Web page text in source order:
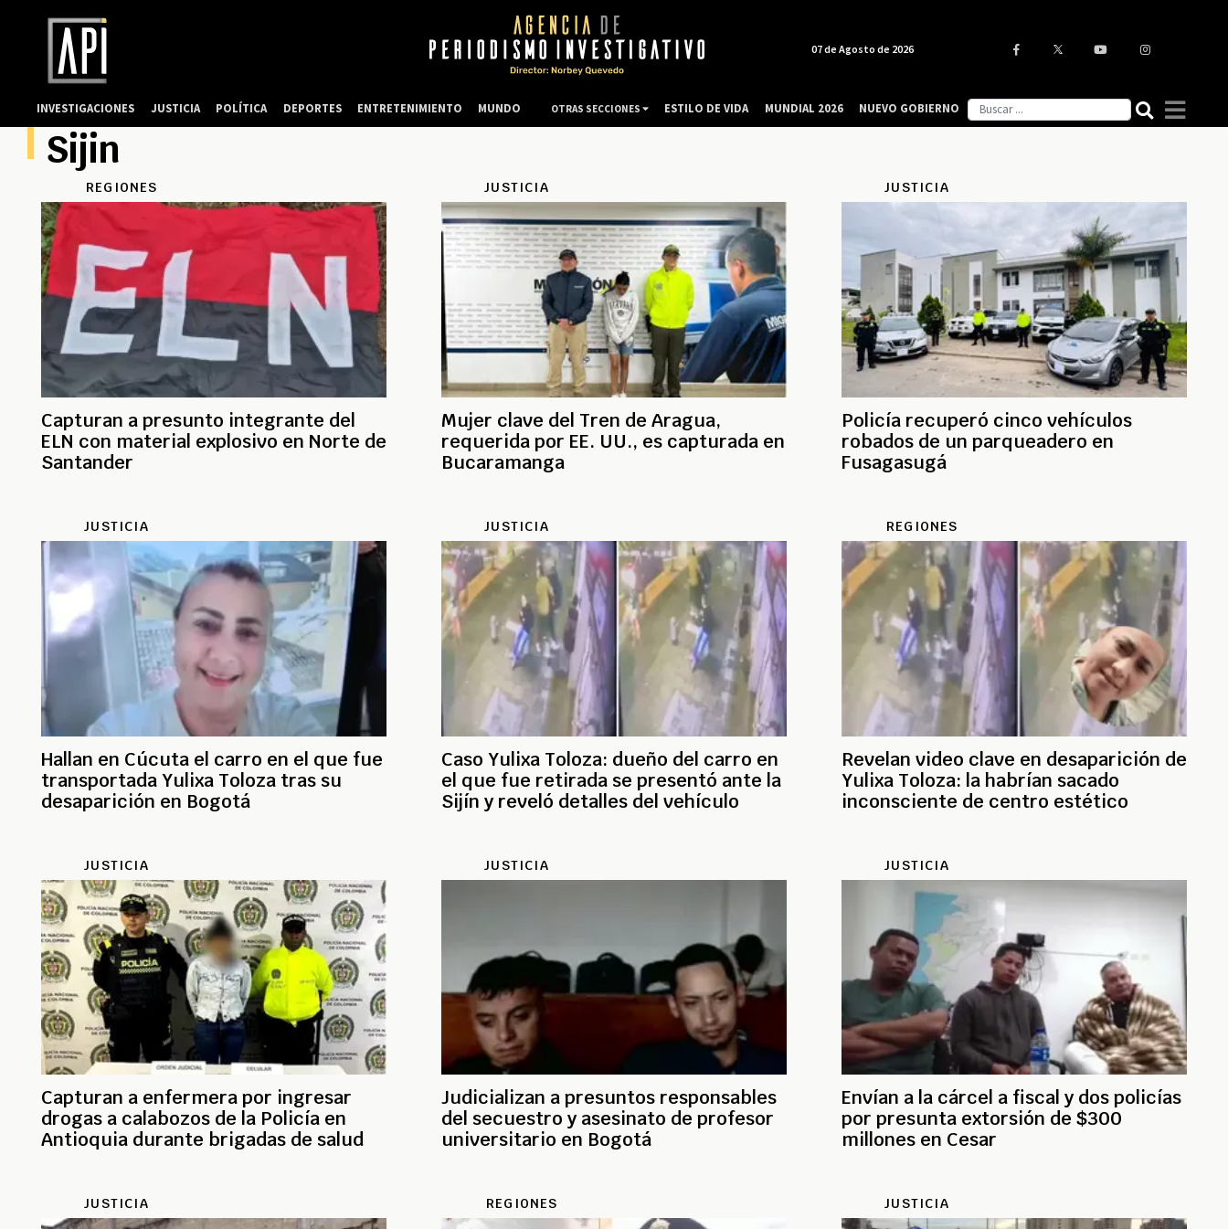
Sijin
REGIONES
Capturan a presunto integrante del
ELN con material explosivo en Norte de
Santander
JUSTICIA
Mujer clave del Tren de Aragua,
requerida por EE. UU., es capturada en
Bucaramanga
JUSTICIA
Policía recuperó cinco vehículos
robados de un parqueadero en
Fusagasugá
JUSTICIA
Hallan en Cúcuta el carro en el que fue
transportada Yulixa Toloza tras su
desaparición en Bogotá
JUSTICIA
Caso Yulixa Toloza: dueño del carro en
el que fue retirada se presentó ante la
Sijín y reveló detalles del vehículo
REGIONES
Revelan video clave en desaparición de
Yulixa Toloza: la habrían sacado
inconsciente de centro estético
JUSTICIA
Capturan a enfermera por ingresar
drogas a calabozos de la Policía en
Antioquia durante brigadas de salud
JUSTICIA
Judicializan a presuntos responsables
del secuestro y asesinato de profesor
universitario en Bogotá
JUSTICIA
Envían a la cárcel a fiscal y dos policías
por presunta extorsión de $300
millones en Cesar
JUSTICIA REGIONES JUSTICIA
07 de Agosto de 2026
INVESTIGACIONES JUSTICIA POLÍTICA DEPORTES ENTRETENIMIENTO MUNDO OTRAS SECCIONES ESTILO DE VIDA MUNDIAL 2026 NUEVO GOBIERNO